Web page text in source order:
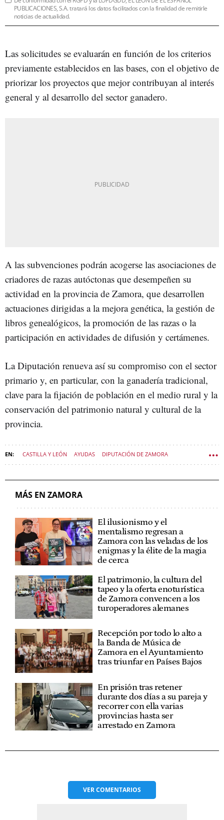
PUBLICACIONES, S.A. tratará los datos facilitados con la finalidad de remitirle
noticias de actualidad.
Las solicitudes se evaluarán en función de los criterios
previamente establecidos en las bases, con el objetivo de
priorizar los proyectos que mejor contribuyan al interés
general y al desarrollo del sector ganadero.
A las subvenciones podrán acogerse las asociaciones de
criadores de razas autóctonas que desempeñen su
actividad en la provincia de Zamora, que desarrollen
actuaciones dirigidas a la mejora genética, la gestión de
libros genealógicos, la promoción de las razas o la
participación en actividades de difusión y certámenes.
La Diputación renueva así su compromiso con el sector
primario y, en particular, con la ganadería tradicional,
clave para la fijación de población en el medio rural y la
conservación del patrimonio natural y cultural de la
provincia.
CASTILLA Y LEÓN AYUDAS DIPUTACIÓN DE ZAMORA
MÁS EN ZAMORA
El ilusionismo y el
mentalismo regresan a
Zamora con las veladas de los
enigmas y la élite de la magia
de cerca
El patrimonio, la cultura del
tapeo y la oferta enoturística
de Zamora convencen a los
turoperadores alemanes
Recepción por todo lo alto a
la Banda de Música de
Zamora en el Ayuntamiento
tras triunfar en Países Bajos
En prisión tras retener
durante dos días a su pareja y
recorrer con ella varias
provincias hasta ser
arrestado en Zamora
VERCOMENTARIOS